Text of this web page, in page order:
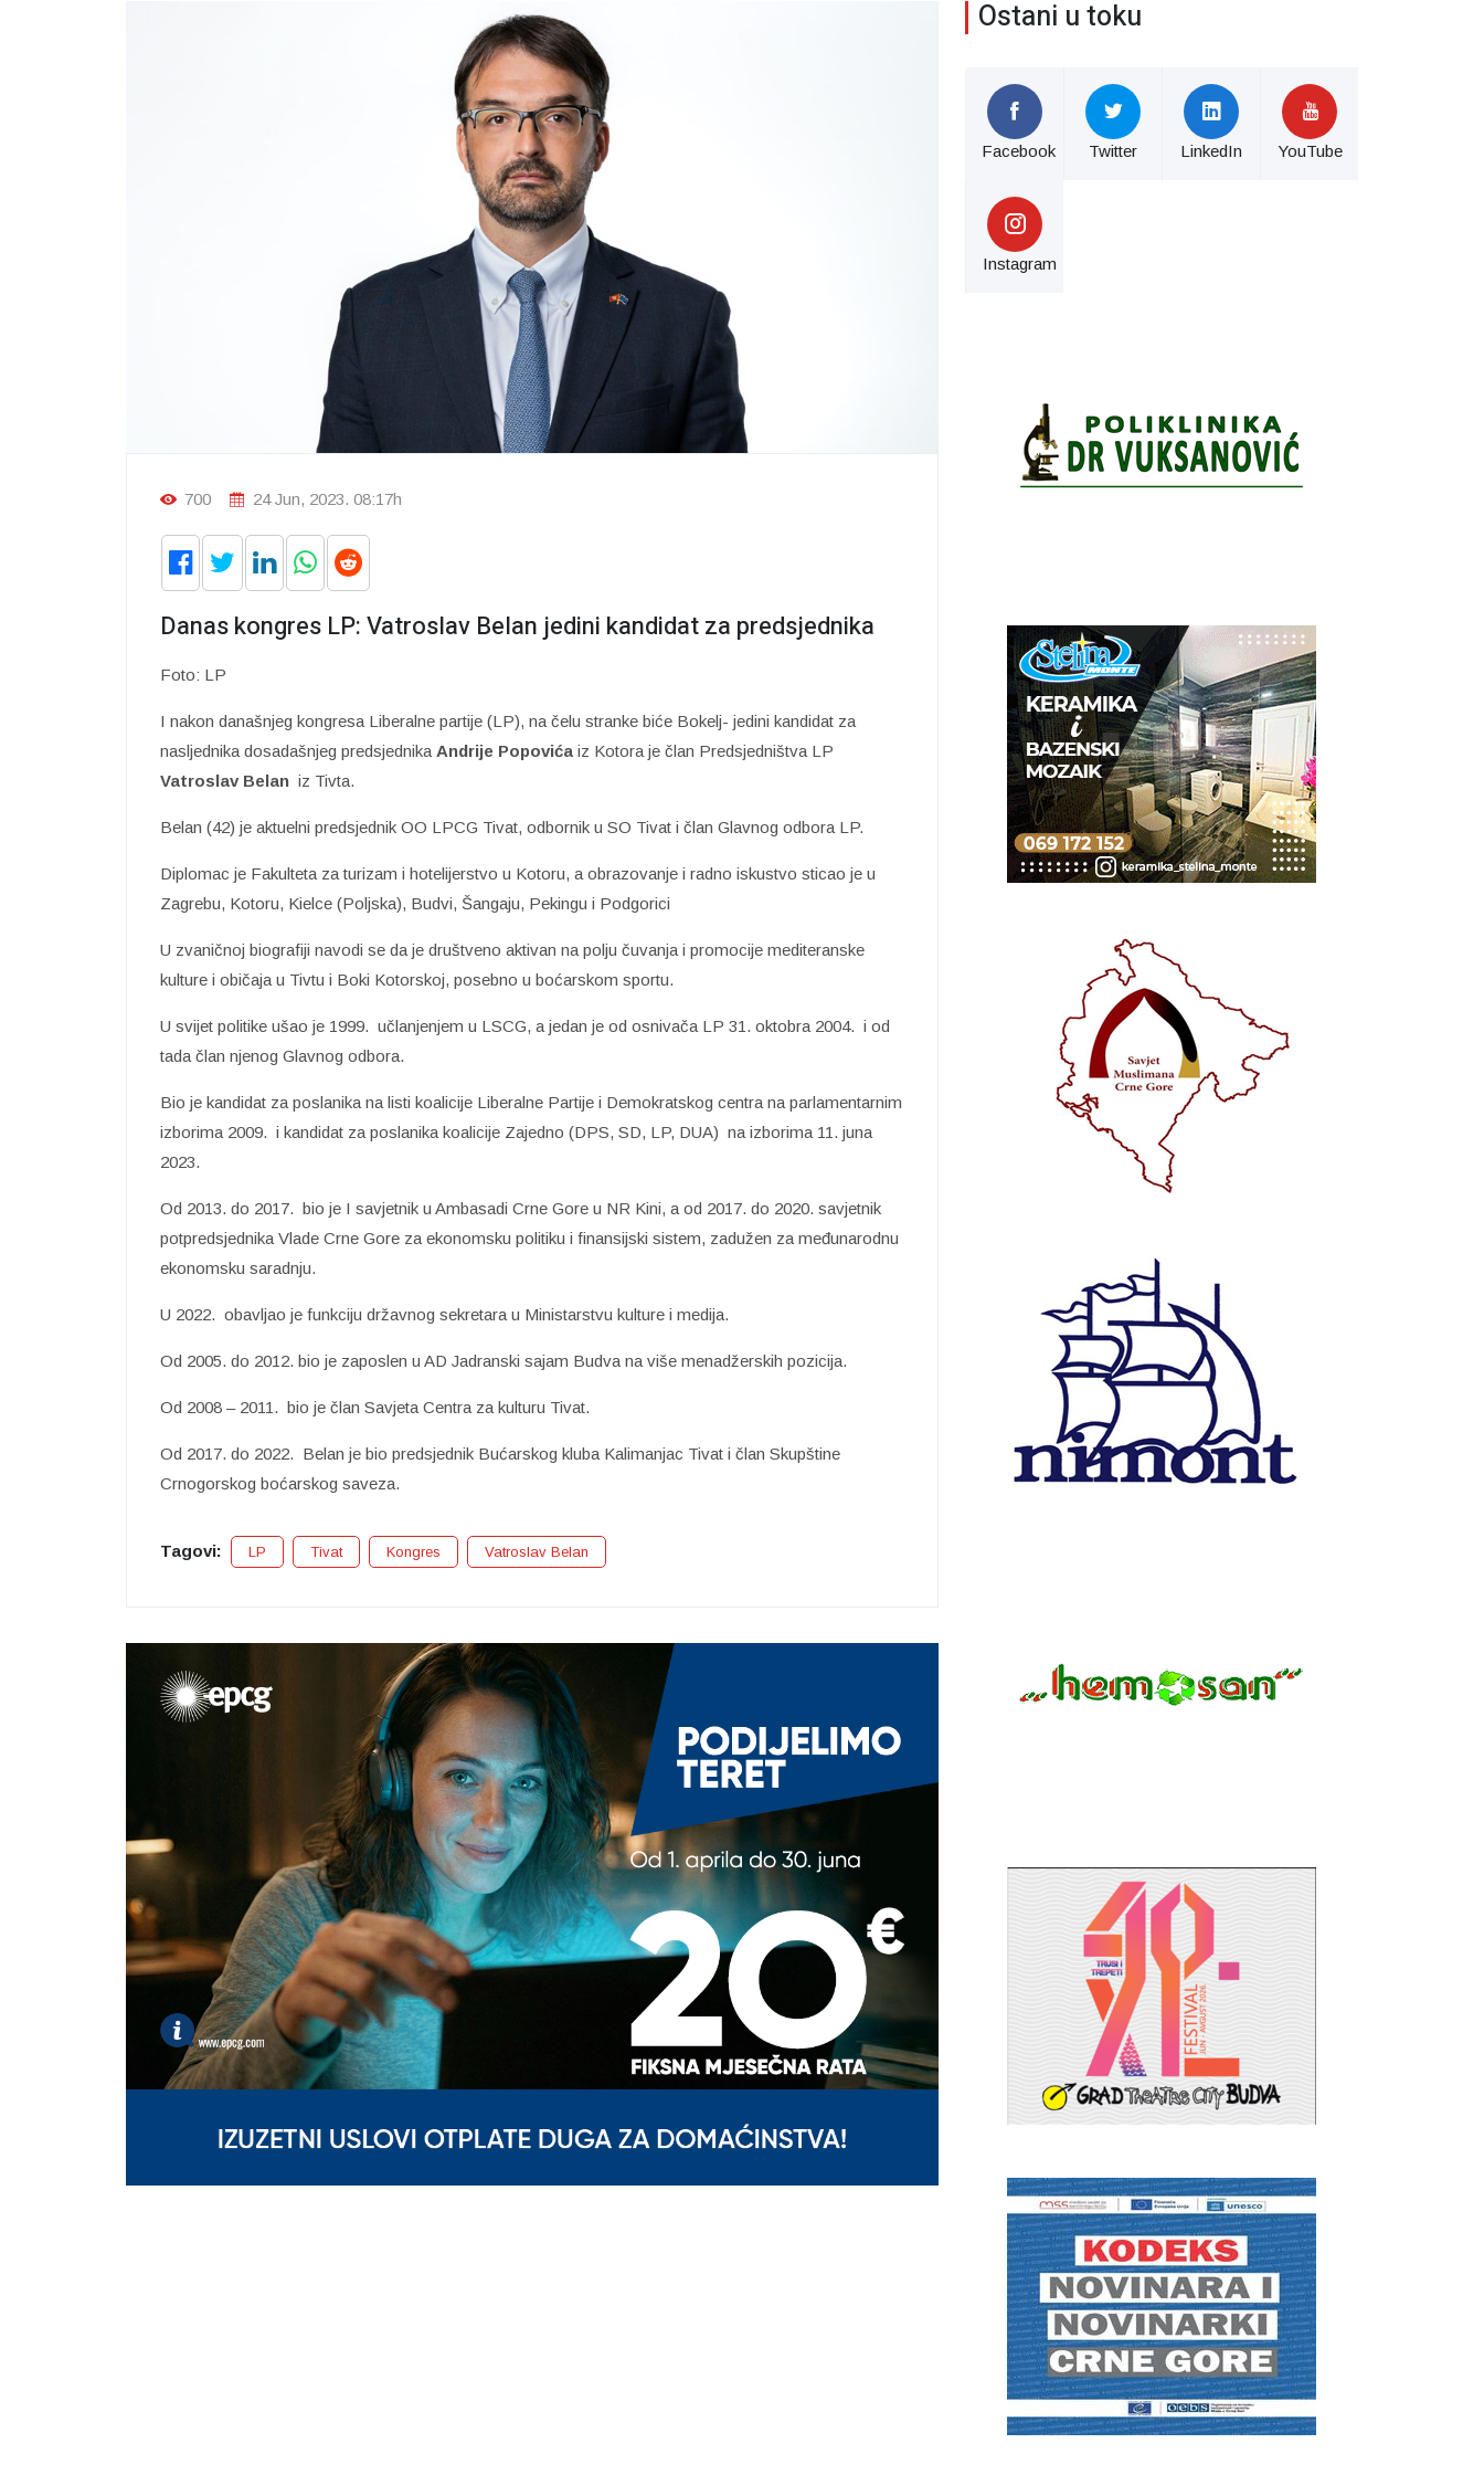
700 24 Jun, 2023. 08:17h
Danas kongres LP: Vatroslav Belan jedini kandidat za predsjednika
Foto: LP
I nakon današnjeg kongresa Liberalne partije (LP), na čelu stranke biće Bokelj- jedini kandidat za
nasljednika dosadašnjeg predsjednika Andrije Popovića iz Kotora je član Predsjedništva LP
Vatroslav Belan iz Tivta.
Belan (42) je aktuelni predsjednik OO LPCG Tivat, odbornik u SO Tivat i član Glavnog odbora LP.
Diplomac je Fakulteta za turizam i hotelijerstvo u Kotoru, a obrazovanje i radno iskustvo sticao je u
Zagrebu, Kotoru, Kielce (Poljska), Budvi, Šangaju, Pekingu i Podgorici
U zvaničnoj biografiji navodi se da je društveno aktivan na polju čuvanja i promocije mediteranske
kulture i običaja u Tivtu i Boki Kotorskoj, posebno u boćarskom sportu.
U svijet politike ušao je 1999. učlanjenjem u LSCG, a jedan je od osnivača LP 31. oktobra 2004. i od
tada član njenog Glavnog odbora.
Bio je kandidat za poslanika na listi koalicije Liberalne Partije i Demokratskog centra na parlamentarnim
izborima 2009. i kandidat za poslanika koalicije Zajedno (DPS, SD, LP, DUA) na izborima 11. juna
2023.
Od 2013. do 2017. bio je I savjetnik u Ambasadi Crne Gore u NR Kini, a od 2017. do 2020. savjetnik
potpredsjednika Vlade Crne Gore za ekonomsku politiku i finansijski sistem, zadužen za međunarodnu
ekonomsku saradnju.
U 2022. obavljao je funkciju državnog sekretara u Ministarstvu kulture i medija.
Od 2005. do 2012. bio je zaposlen u AD Jadranski sajam Budva na više menadžerskih pozicija.
Od 2008 – 2011. bio je član Savjeta Centra za kulturu Tivat.
Od 2017. do 2022. Belan je bio predsjednik Bućarskog kluba Kalimanjac Tivat i član Skupštine
Crnogorskog boćarskog saveza.
Tagovi: LP Tivat Kongres Vatroslav Belan
Ostani u toku
Facebook Twitter LinkedIn YouTube
Instagram